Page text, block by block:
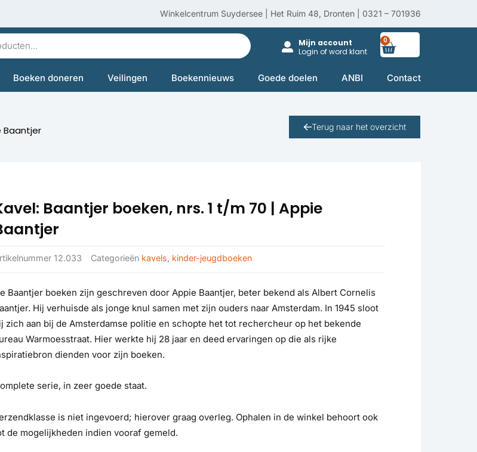
Winkelcentrum Suydersee | Het Ruim 48, Dronten | 0321 – 701936
Mijn account
Login of word klant
0
Boeken doneren Veilingen Boekennieuws Goede doelen ANBI Contact
Baantjer Terug naar het overzicht
Baantjer boeken, nrs. 1 t/m 70 | Appie
12.033 Categorieën kavels, kinder-jeugdboeken
Baantjer boeken zijn geschreven door Appie Baantjer, beter bekend als Albert Cornelis
Hij verhuisde als jonge knul samen met zijn ouders naar Amsterdam. In 1945 sloot
zich aan bij de Amsterdamse politie en schopte het tot rechercheur op het bekende
Warmoesstraat. Hier werkte hij 28 jaar en deed ervaringen op die als rijke
dienden voor zijn boeken.
serie, in zeer goede staat.
is niet ingevoerd; hierover graag overleg. Ophalen in de winkel behoort ook
de mogelijkheden indien vooraf gemeld.